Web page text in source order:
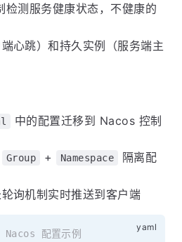
测服务健康状态，不健康的
心跳）和持久实例（服务端主
中的配置迁移到 Nacos 控制
Group + Namespace
隔离配
询机制实时推送到客户端
配置示例